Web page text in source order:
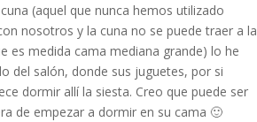
(aquel que nunca hemos utilizado
nosotros y la cuna no se puede traer a la
es medida cama mediana grande) lo he
del salón, donde sus juguetes, por si
dormir allí la siesta. Creo que puede ser
de empezar a dormir en su cama 🙂